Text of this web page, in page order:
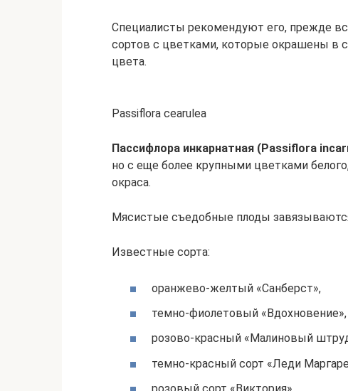
Специалисты рекомендуют его, прежде
сортов с цветками, которые окрашены в
цвета.
Passiflora cearulea
Пассифлора инкарнатная (Passiflora
но с еще более крупными цветками
окраса.
Мясистые съедобные плоды
Известные сорта:
оранжево-желтый «Санберст»,
темно-фиолетовый «Вдохновение»,
розово-красный «Малиновый
темно-красный сорт «Леди
розовый сорт «Виктория».